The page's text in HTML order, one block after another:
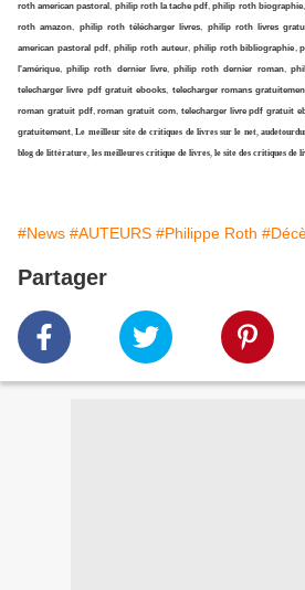
roth american pastoral, philip roth la tache pdf,philip roth biographie,
roth amazon, philip roth télécharger livres, philip roth livres
american pastoral pdf, philip roth auteur, philip roth bibliographie,
l'amérique,philip roth dernier livre,philip roth dernier roman,
telecharger livre pdf gratuit ebooks, telecharger romans
roman gratuit pdf,roman gratuit com, telecharger livre pdf gratuit
gratuitement,Le meilleur site de critiques de livres sur le net,
blog de littérature, les meilleures critique de livres, le site des critiques de
#News #AUTEURS #Philippe Roth
Partager